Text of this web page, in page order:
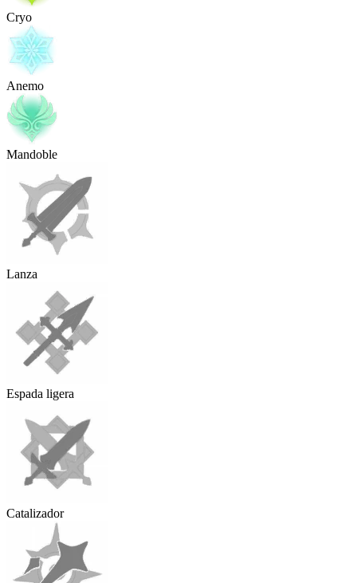
Cryo
Anemo
Mandoble
Lanza
Espada ligera
Catalizador